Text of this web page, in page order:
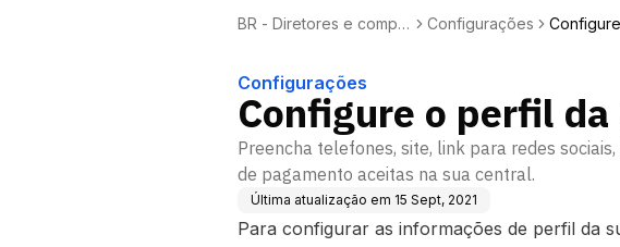
BR - Diretores e compra
Configurações
Configurações
Configure o perfil
Preencha telefones, site, link para redes
de pagamento aceitas na sua central.
Última atualização em 15 Sept, 2021
Para configurar as informações de perfil da